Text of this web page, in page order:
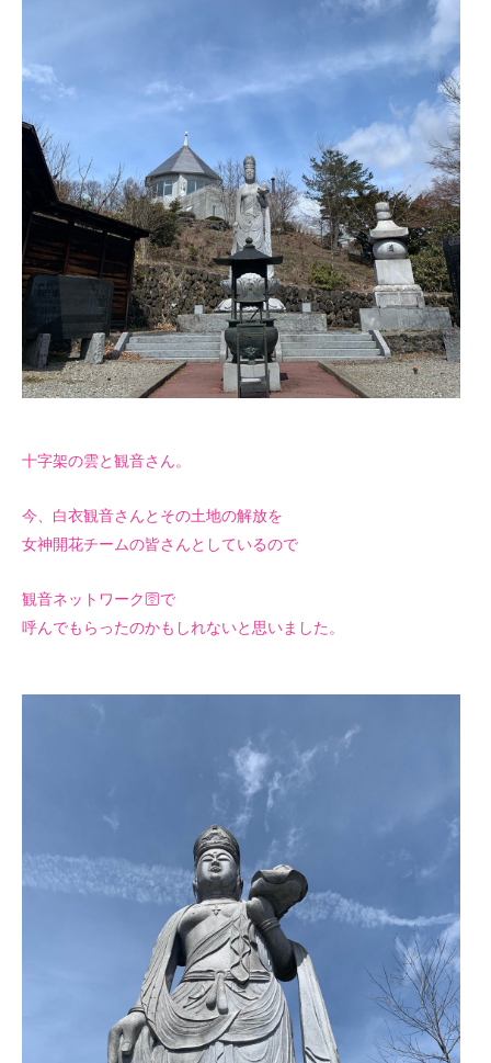
十字架の雲と観音さん。
今、白衣観音さんとその土地の解放を
女神開花チームの皆さんとしているので
観音ネットワーク🛜で
呼んでもらったのかもしれないと思いました。